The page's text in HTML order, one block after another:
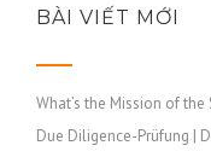
BÀI VIẾT MỚI
What’s the Mission of
Due Diligence-Prüfung |